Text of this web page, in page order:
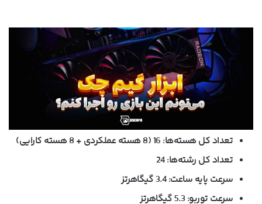
تعداد کل هسته‌ها: 16 (8 هسته عملکردی + 8 هسته کارایی)
تعداد کل رشته‌ها: 24
سرعت پایه ساعت: 3.4 گیگاهرتز
سرعت توربو: 5.3 گیگاهرتز